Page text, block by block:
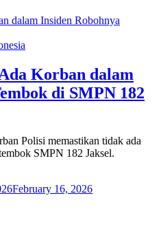
Korban dalam
di SMPN 182
Polisi memastikan tidak ada
SMPN 182 Jaksel.
February 16, 2026